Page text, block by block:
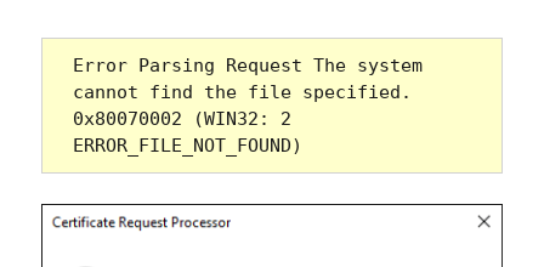
Error Parsing Request The system
cannot find the file specified.
0x80070002 (WIN32: 2
ERROR_FILE_NOT_FOUND)